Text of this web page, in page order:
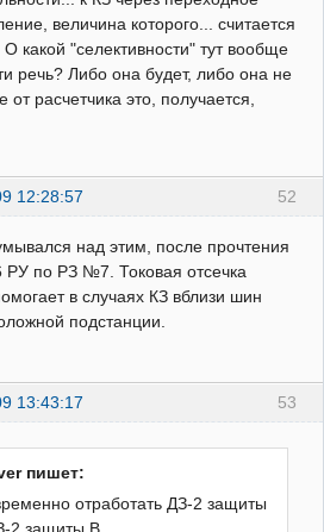
величина которого... считается
какой "селективности" тут вообще
речь? Либо она будет, либо она не
от расчетчика это, получается,
52
12:28:57
над этим, после прочтения
РУ по РЗ №7. Токовая отсечка
в случаях КЗ вблизи шин
подстанции.
53
13:43:17
пишет:
отработать ДЗ-2 защиты